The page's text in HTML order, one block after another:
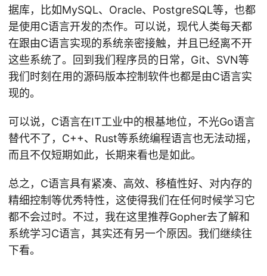
据库，比如MySQL、Oracle、PostgreSQL等，也都
是使用C语言开发的杰作。可以说，现代人类每天都
在跟由C语言实现的系统亲密接触，并且已经离不开
这些系统了。回到我们程序员的日常，Git、SVN等
我们时刻在用的源码版本控制软件也都是由C语言实
现的。
可以说，C语言在IT工业中的根基地位，不光Go语言
替代不了，C++、Rust等系统编程语言也无法动摇，
而且不仅短期如此，长期来看也是如此。
总之，C语言具有紧凑、高效、移植性好、对内存的
精细控制等优秀特性，这使得我们在任何时候学习它
都不会过时。不过，我在这里推荐Gopher去了解和
系统学习C语言，其实还有另一个原因。我们继续往
下看。